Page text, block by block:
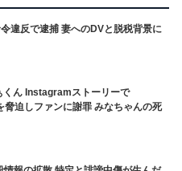
違反で逮捕 妻へのDVと脱税背景に
くん Instagramストーリーで
迫しファンに謝罪 みなちゃんの死